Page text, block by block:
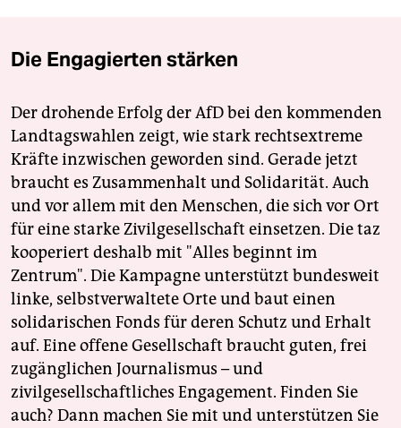
Die Engagierten stärken
Der drohende Erfolg der AfD bei den kommenden
Landtagswahlen zeigt, wie stark rechtsextreme
Kräfte inzwischen geworden sind. Gerade jetzt
braucht es Zusammenhalt und Solidarität. Auch
und vor allem mit den Menschen, die sich vor Ort
für eine starke Zivilgesellschaft einsetzen. Die taz
kooperiert deshalb mit "Alles beginnt im
Zentrum". Die Kampagne unterstützt bundesweit
linke, selbstverwaltete Orte und baut einen
solidarischen Fonds für deren Schutz und Erhalt
auf. Eine offene Gesellschaft braucht guten, frei
zugänglichen Journalismus – und
zivilgesellschaftliches Engagement. Finden Sie
auch? Dann machen Sie mit und unterstützen Sie